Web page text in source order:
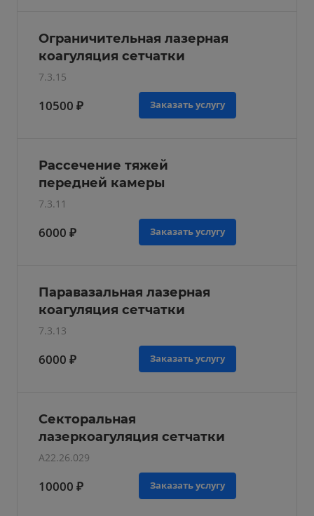
Ограничительная лазерная
коагуляция сетчатки
7.3.15
10500 ₽ Заказать услугу
Рассечение тяжей
передней камеры
7.3.11
6000 ₽ Заказать услугу
Паравазальная лазерная
коагуляция сетчатки
7.3.13
6000 ₽ Заказать услугу
Секторальная
лазеркоагуляция сетчатки
A22.26.029
10000 ₽ Заказать услугу